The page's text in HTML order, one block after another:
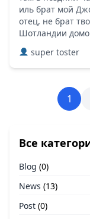
иль брат мой
отец, не брат
Шотландии
super toster
1
Все
Blog (0)
News (13)
Post (0)